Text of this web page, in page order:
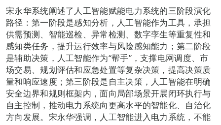
宋永华系统阐述了人工智能赋能电力系统的三阶段演化
路径：第一阶段是感知分析，人工智能作为工具，承担
供需预测、智能巡检、异常检测、数字孪生等重复性和
感知类任务，提升运行效率与风险感知能力；第二阶段
是辅助决策，人工智能作为“帮手”，支撑电网调度、市
场交易、规划评估和应急处置等复杂决策，提高决策质
量和响应速度；第三阶段是自主决策，人工智能在明确
安全边界和规则框架内，面向局部场景开展闭环执行与
自主控制，推动电力系统向更高水平的智能化、自治化
方向发展。宋永华强调，人工智能进入电力系统，不能